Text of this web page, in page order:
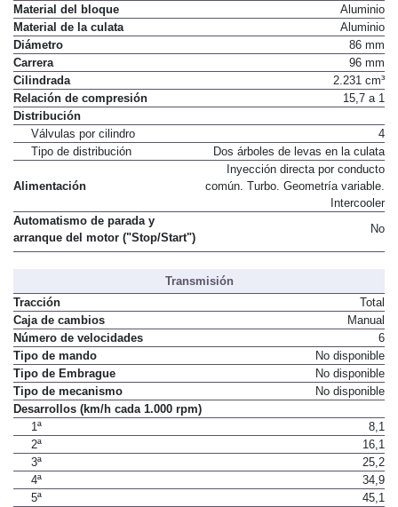
Material del bloque
Aluminio
Material de la culata
Aluminio
Diámetro
86 mm
Carrera
96 mm
Cilindrada
2.231 cm³
Relación de compresión
15,7 a 1
Distribución
Válvulas por cilindro
4
Tipo de distribución
Dos árboles de levas en la culata
Alimentación
Inyección directa por conducto
común. Turbo. Geometría variable.
Intercooler
Automatismo de parada y
arranque del motor ("Stop/Start")
No
Transmisión
Tracción
Total
Caja de cambios
Manual
Número de velocidades
6
Tipo de mando
No disponible
Tipo de Embrague
No disponible
Tipo de mecanismo
No disponible
Desarrollos (km/h cada 1.000 rpm)
1ª
8,1
2ª
16,1
3ª
25,2
4ª
34,9
5ª
45,1